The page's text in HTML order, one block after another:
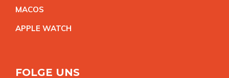
MACOS
APPLE WATCH
FOLGE UNS